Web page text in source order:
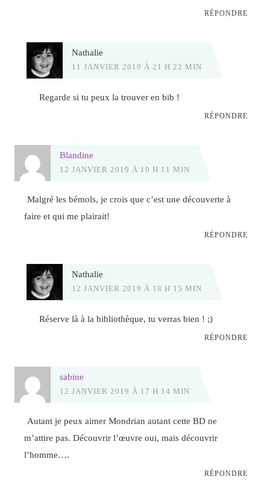
RÉPONDRE
Nathalie
11 JANVIER 2019 À 21 H 22 MIN
Regarde si tu peux la trouver en bib !
RÉPONDRE
Blandine
12 JANVIER 2019 À 10 H 11 MIN
Malgré les bémols, je crois que c’est une découverte à
faire et qui me plairait!
RÉPONDRE
Nathalie
12 JANVIER 2019 À 18 H 15 MIN
Réserve là à la bibliothèque, tu verras bien ! ;)
RÉPONDRE
sabine
12 JANVIER 2019 À 17 H 14 MIN
Autant je peux aimer Mondrian autant cette BD ne
m’attire pas. Découvrir l’œuvre oui, mais découvrir
l’homme….
RÉPONDRE